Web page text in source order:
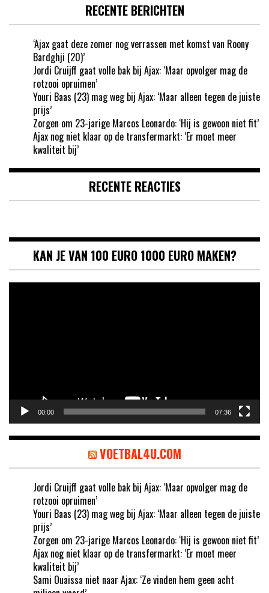
RECENTE BERICHTEN
‘Ajax gaat deze zomer nog verrassen met komst van Roony
Bardghji (20)’
Jordi Cruijff gaat volle bak bij Ajax: ‘Maar opvolger mag de
rotzooi opruimen’
Youri Baas (23) mag weg bij Ajax: ‘Maar alleen tegen de juiste
prijs’
Zorgen om 23-jarige Marcos Leonardo: ‘Hij is gewoon niet fit’
Ajax nog niet klaar op de transfermarkt: ‘Er moet meer
kwaliteit bij’
RECENTE REACTIES
KAN JE VAN 100 EURO 1000 EURO MAKEN?
00:00 07:36
VOETBAL4U.COM
Jordi Cruijff gaat volle bak bij Ajax: ‘Maar opvolger mag de
rotzooi opruimen’
Youri Baas (23) mag weg bij Ajax: ‘Maar alleen tegen de juiste
prijs’
Zorgen om 23-jarige Marcos Leonardo: ‘Hij is gewoon niet fit’
Ajax nog niet klaar op de transfermarkt: ‘Er moet meer
kwaliteit bij’
Sami Ouaissa niet naar Ajax: ‘Ze vinden hem geen acht